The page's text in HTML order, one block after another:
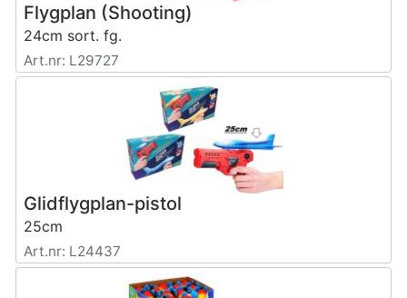
Flygplan (Shooting)
24cm sort. fg.
Art.nr: L29727
Glidflygplan-pistol
25cm
Art.nr: L24437